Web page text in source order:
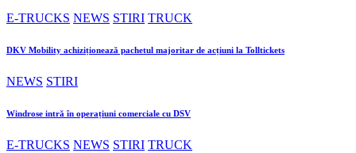
E-TRUCKS NEWS STIRI TRUCK
DKV Mobility achiziționează pachetul majoritar de acțiuni la Tolltickets
NEWS STIRI
Windrose intră în operațiuni comerciale cu DSV
E-TRUCKS NEWS STIRI TRUCK